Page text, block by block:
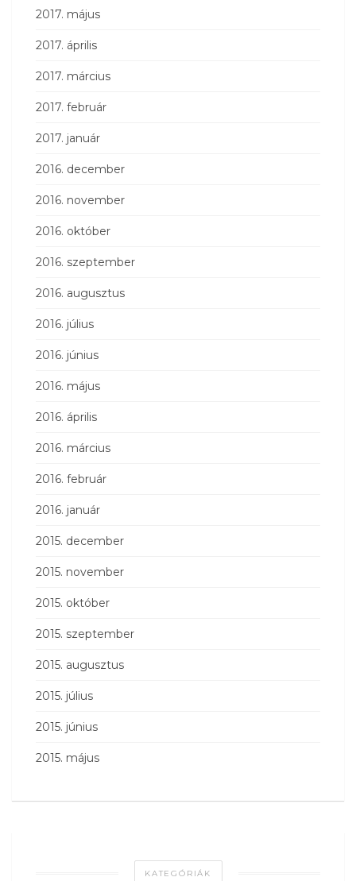
2017. május
2017. április
2017. március
2017. február
2017. január
2016. december
2016. november
2016. október
2016. szeptember
2016. augusztus
2016. július
2016. június
2016. május
2016. április
2016. március
2016. február
2016. január
2015. december
2015. november
2015. október
2015. szeptember
2015. augusztus
2015. július
2015. június
2015. május
KATEGÓRIÁK